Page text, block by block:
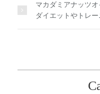
マカダミアナッツ
ダイエットやトレ